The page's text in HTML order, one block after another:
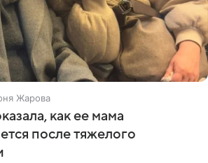
Жарова
как ее мама
после тяжелого